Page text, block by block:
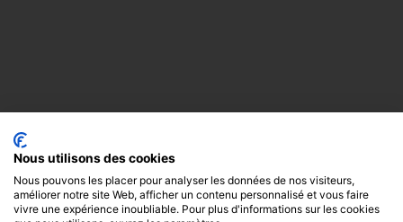
Nous utilisons des cookies
Nous pouvons les placer pour analyser les données de nos visiteurs,
améliorer notre site Web, afficher un contenu personnalisé et vous faire
vivre une expérience inoubliable. Pour plus d'informations sur les cookies